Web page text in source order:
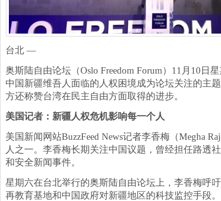
台北 —
奥斯陆自由论坛（Oslo Freedom Forum）11月10日
中国新疆维吾人面临的人权困境成为论坛关注的主
方还称赞台湾在民主自由方面取得的进步。
美国记者：新疆人权危机影响每一个人
美国新闻网站BuzzFeed News记者李香梅（Megha
人之一。李香梅长期关注中国议题，曾经担任路透
和安全新闻事件。
星期六在台北举行的奥斯陆自由论坛上，李香梅呼
再教育基地和中国政府对新疆地区的科技监控手段。